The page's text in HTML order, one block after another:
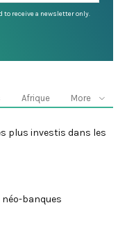
to receive a newsletter only.
Afrique More
plus investis dans les
néo-banques